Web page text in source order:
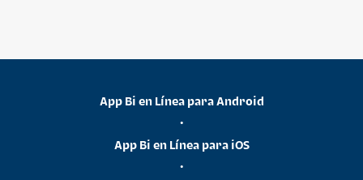
App Bi en Línea para Android
•
App Bi en Línea para iOS
•